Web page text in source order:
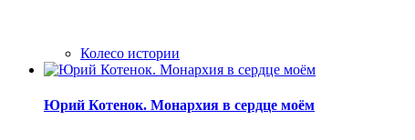
Колесо истории
Юрий Котенок. Монархия в сердце моём